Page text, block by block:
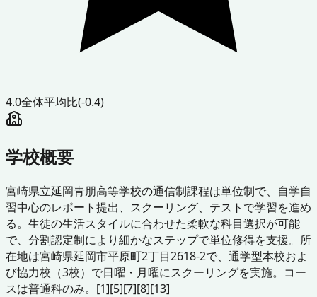
4.0全体平均比(-0.4)
学校概要
宮崎県立延岡青朋高等学校の通信制課程は単位制で、自学自
習中心のレポート提出、スクーリング、テストで学習を進め
る。生徒の生活スタイルに合わせた柔軟な科目選択が可能
で、分割認定制により細かなステップで単位修得を支援。所
在地は宮崎県延岡市平原町2丁目2618-2で、通学型本校およ
び協力校（3校）で日曜・月曜にスクーリングを実施。コー
スは普通科のみ。[1][5][7][8][13]